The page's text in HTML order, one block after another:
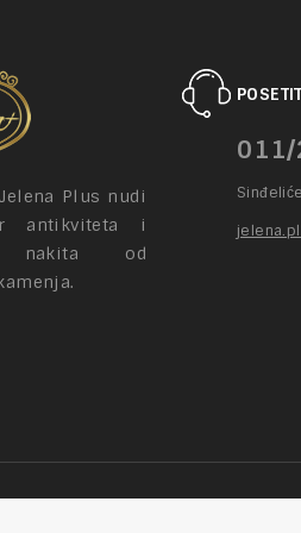
Plus nudi
antikviteta i
nakita od